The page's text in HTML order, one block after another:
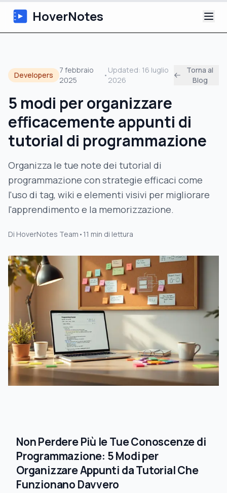
HoverNotes
Extension
Appunti Video IA
Chi siamo
Blog
Developers
7 febbraio
2025
•
Updated: 16 luglio
2026
Torna al
Blog
5 modi per organizzare
efficacemente appunti di
tutorial di programmazione
Organizza le tue note dei tutorial di
programmazione con strategie efficaci come
l'uso di tag, wiki e elementi visivi per migliorare
l'apprendimento e la memorizzazione.
Di HoverNotes Team • 11 min di lettura
Non Perdere Più le Tue Conoscenze di
Programmazione: 5 Modi per
Organizzare Appunti da Tutorial Che
Funzionano Davvero